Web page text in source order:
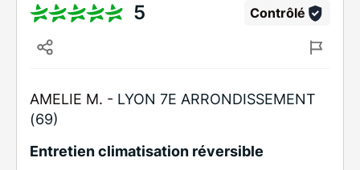
5 Contrôlé
AMELIE M. - LYON 7E ARRONDISSEMENT
(69)
Entretien climatisation réversible